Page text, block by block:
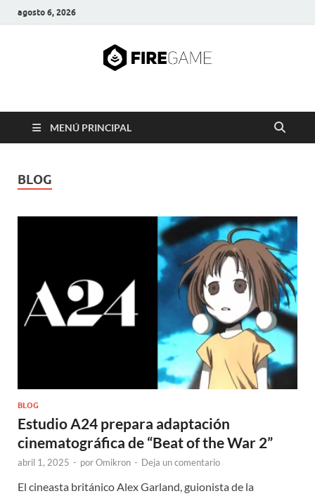
agosto 6, 2026
FIRE GAME
MENÚ PRINCIPAL
BLOG
BLOG
Estudio A24 prepara adaptación
cinematográfica de “Beat of the War 2”
abril 1, 2025 - porOmikron - Deja un comentario
El cineasta británico Alex Garland, guionista de la